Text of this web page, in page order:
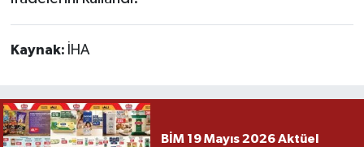
Kaynak: İHA
BİM 19 Mayıs 2026 Aktüel